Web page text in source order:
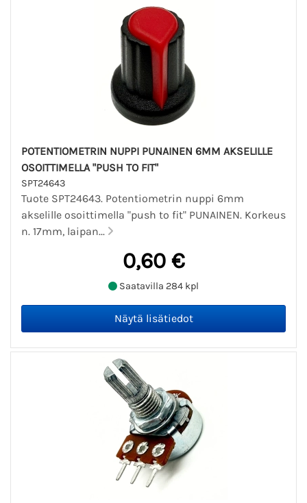
POTENTIOMETRIN NUPPI PUNAINEN 6MM AKSELILLE
OSOITTIMELLA "PUSH TO FIT"
SPT24643
Tuote SPT24643. Potentiometrin nuppi 6mm
akselille osoittimella "push to fit" PUNAINEN. Korkeus
n. 17mm, laipan...
0,60 €
Saatavilla 284 kpl